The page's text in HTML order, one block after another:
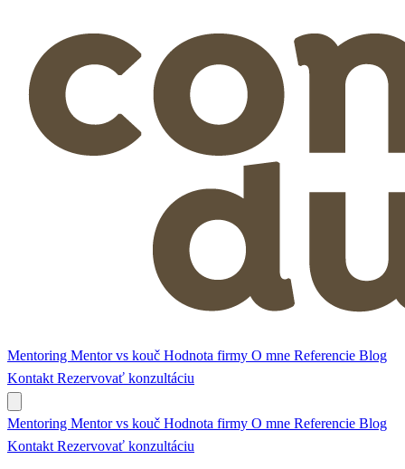
Mentoring Mentor vs kouč Hodnota firmy O mne Referencie Blog
Kontakt Rezervovať konzultáciu
Mentoring Mentor vs kouč Hodnota firmy O mne Referencie Blog
Kontakt Rezervovať konzultáciu